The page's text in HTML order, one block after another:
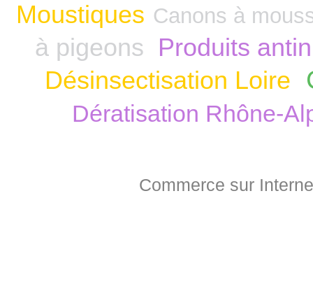
Moustiques Canons à
à pigeons Produits
Désinsectisation Loire
Dératisation Rhône-
Commerce sur